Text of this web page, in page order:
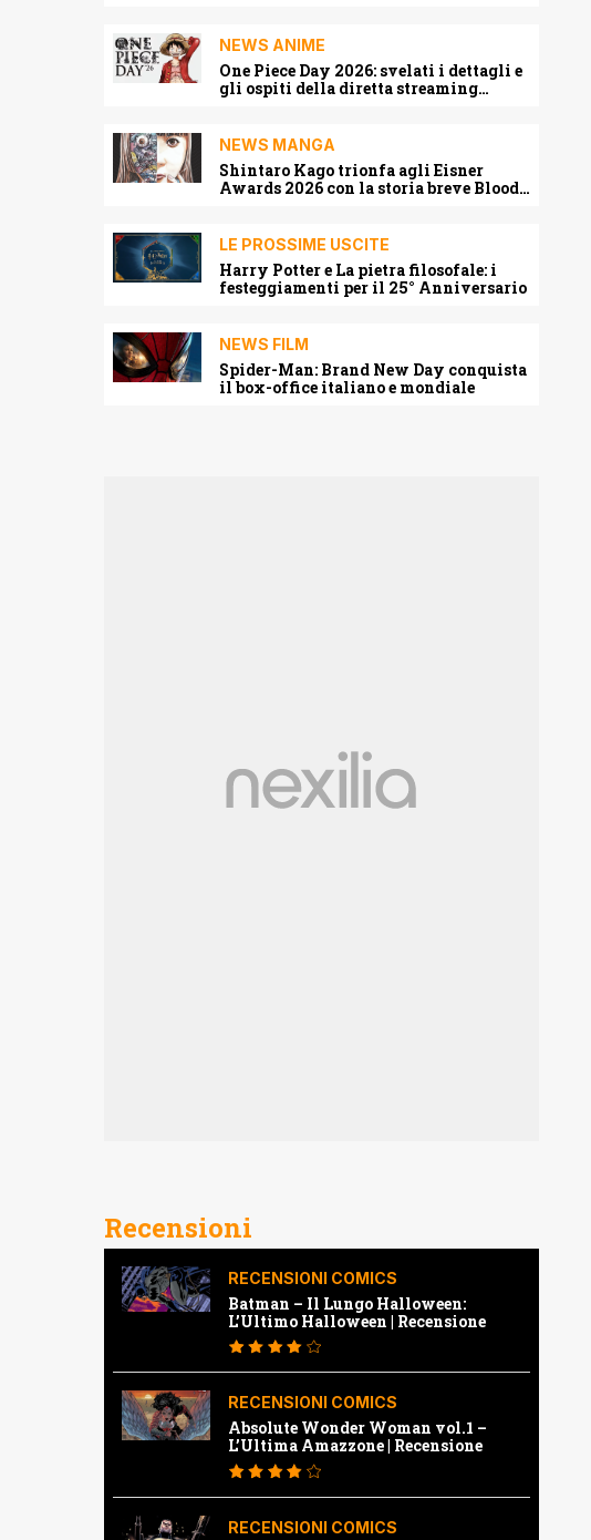
NEWS ANIME
One Piece Day 2026: svelati i dettagli e
gli ospiti della diretta streaming
NEWS MANGA
Shintaro Kago trionfa agli Eisner
Awards 2026 con la storia breve Blood
LE PROSSIME USCITE
Harry Potter e La pietra filosofale: i
festeggiamenti per il 25° Anniversario
NEWS FILM
Spider-Man: Brand New Day conquista
il box-office italiano e mondiale
Recensioni
RECENSIONI COMICS
Batman – Il Lungo Halloween:
L’Ultimo Halloween | Recensione
RECENSIONI COMICS
Absolute Wonder Woman vol.1 –
L’Ultima Amazzone | Recensione
RECENSIONI COMICS